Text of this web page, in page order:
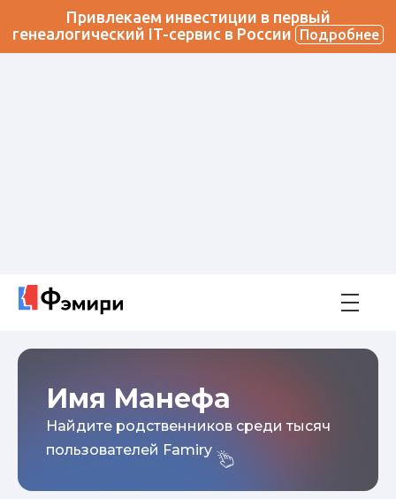
Привлекаем инвестиции в первый
генеалогический IT-сервис в России
Подробнее
Имя Манефа
Найдите родственников среди тысяч
пользователей Famiry